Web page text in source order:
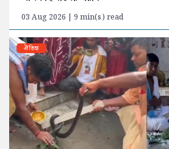
03 Aug 2026 | 9 min(s) read
ঐতিহ্য